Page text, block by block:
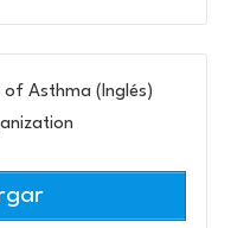
of Asthma (Inglés)